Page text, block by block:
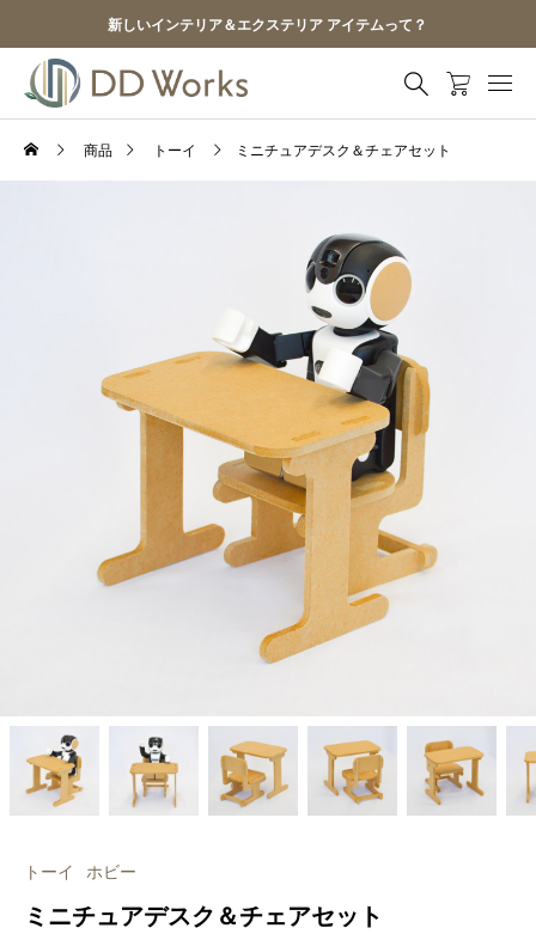
新しいインテリア＆エクステリア アイテムって？
商品 トーイ ミニチュアデスク＆チェアセット
トーイ ホビー
ミニチュアデスク＆チェアセット